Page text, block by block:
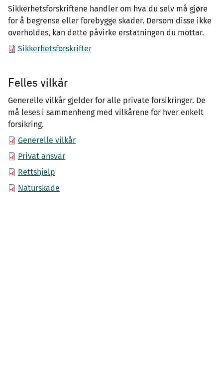
Sikkerhetsforskriftene handler om hva du selv må gjøre
for å begrense eller forebygge skader. Dersom disse ikke
overholdes, kan dette påvirke erstatningen du mottar.
Sikkerhetsforskrifter
Felles vilkår
Generelle vilkår gjelder for alle private forsikringer. De
må leses i sammenheng med vilkårene for hver enkelt
forsikring.
Generelle vilkår
Privat ansvar
Rettshjelp
Naturskade